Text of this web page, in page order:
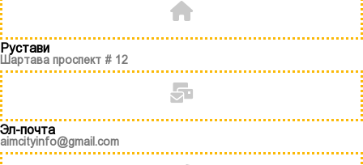
Рустави
Шартава проспект # 12
Эл-почта
aimcityinfo@gmail.com